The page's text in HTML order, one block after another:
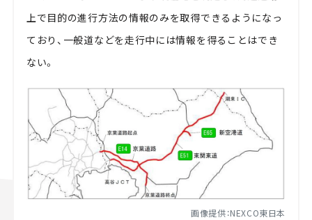
上で目的の進行方法の情報のみを取得できるようになっ
ており、一般道などを走行中には情報を得ることはでき
ない。
画像提供：NEXCO東日本